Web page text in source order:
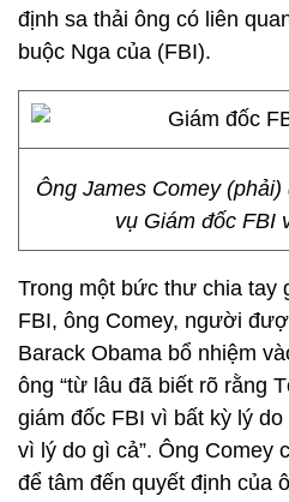
định sa thải ông có liên
buộc Nga của (FBI).
Ông James Comey
vụ Giám đốc FBI
Trong một bức thư chia tay
FBI, ông Comey, người
Barack Obama bổ nhiệm
ông “từ lâu đã biết rõ rằng
giám đốc FBI vì bất kỳ lý
vì lý do gì cả”. Ông Comey
để tâm đến quyết định của